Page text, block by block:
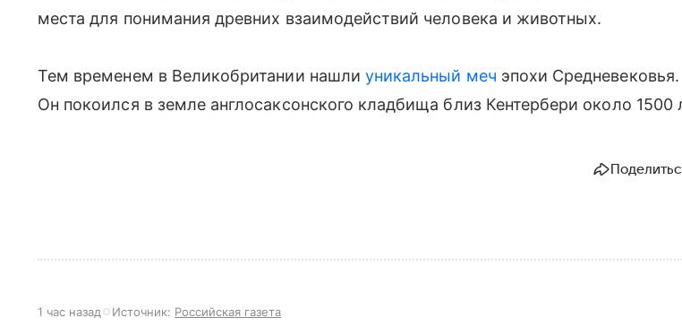
места для понимания древних взаимодействий человека и животных.
Тем временем в Великобритании нашли уникальный меч эпохи Средневековья.
Он покоился в земле англосаксонского кладбища близ Кентербери около 1500
1 час назад Источник: Российская газета